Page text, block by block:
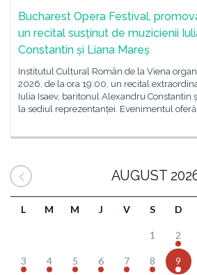
Bucharest Opera Festival,
un recital susținut de muzicienii
Constantin și Liana Mareș
Institutul Cultural Român de la Viena
2026, de la ora 19:00, un recital
Iulia Isaev, baritonul Alexandru Constantin
la sediul reprezentanței. Evenimentul
AUGUST
L M M J V S D
1 2
3 4 5 6 7 8 9